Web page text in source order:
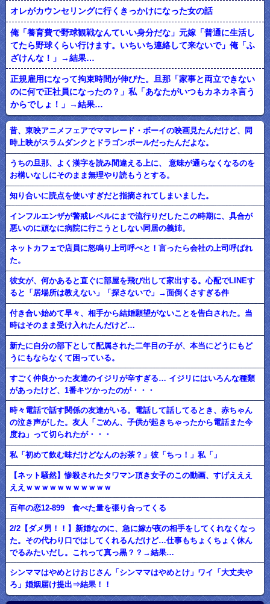
オレがカウンセリングに行くきっかけになった女の話
俺「養育費で野球観戦なんていい身分だな」元嫁「普通に生活し
てたら野球くらい行けます。いちいち連絡して来ないで」俺「ふ
ざけんな！」→結果…
正規雇用になって拘束時間が伸びた。旦那「家事と両立できない
のに何で正社員になったの？」私「あなたがいつもカネカネ言う
からでしょ！」→結果…
昔、東映アニメフェアでママレード・ボーイの映画見たんだけど、同
時上映がスラムダンクとドラゴンボールだったんだよな。
うちの旦那、よく漢字を読み間違える上に、 意味が通らなくなるのを
お構いなしにそのまま無理やり読もうとする。
知り合いに読点を使いすぎだと指摘されてしまいました。
インフルエンザが警戒レベルにまで流行りだしたこの時期に、具合が
悪いのに頑なに病院に行こうとしない同居の義姉。
ネットカフェで店員に怒鳴り上司呼べと！言ったら会社の上司呼ばれ
た。
彼女が、何かあると直ぐに部屋を飛び出して家出する。心配でLINEす
ると「居場所は教えない」「探さないで」→面倒くさすぎる件
付き合い始めて早々、相手から結婚願望がないことを告白された。当
時はそのまま受け入れたんだけど…
新たに自分の部下として配属された二年目の子が、本当にどうにもど
うにもならなくて困っている。
すごく仲良かった友達のイジリが辛すぎる… イジリにはいろんな種類
があったけど、1番キツかったのが・・・
時々電話で話す関係の友達がいる。電話して話してるとき、赤ちゃん
の泣き声がした。友人「ごめん、子供が起きちゃったから電話また今
度ね」って切られたが・・・
私「初めて飲む味だけどなんのお茶？」彼「ちっ！」私「」
【ネット騒然】惨殺されたタワマン頂き女子のこの動画、すげえええ
ええｗｗｗｗｗｗｗｗｗｗｗ
百年の恋12-899 食べた量を張り合ってくる
2/2【ダメ男！！】新婚なのに、急に嫁が夜の相手をしてくれなくなっ
た。その代わり口ではしてくれるんだけど…仕事もちょくちょく休ん
でるみたいだし。これって真っ黒？？→結果…
シンママはやめとけおじさん「シンママはやめとけ」ワイ「大丈夫や
ろ」婚姻届け提出⇒結果！！